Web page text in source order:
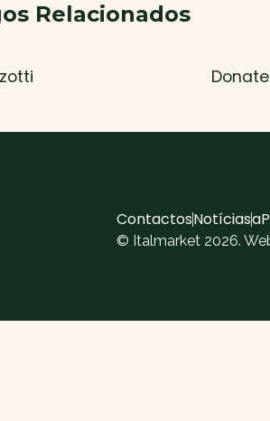
Relacionados
ContactosNotícias
© Italmarket 2026.